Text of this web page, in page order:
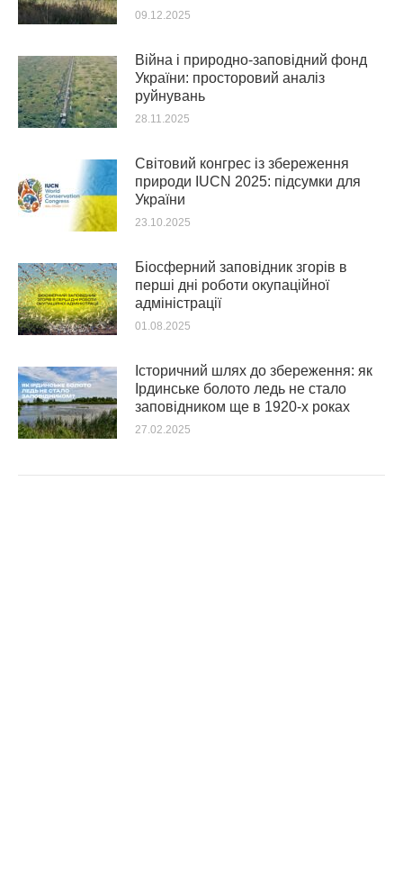
09.12.2025
Війна і природно-заповідний фонд
України: просторовий аналіз
руйнувань
28.11.2025
Світовий конгрес із збереження
природи IUCN 2025: підсумки для
України
23.10.2025
Біосферний заповідник згорів в
перші дні роботи окупаційної
адміністрації
01.08.2025
Історичний шлях до збереження: як
Ірдинське болото ледь не стало
заповідником ще в 1920-х роках
27.02.2025